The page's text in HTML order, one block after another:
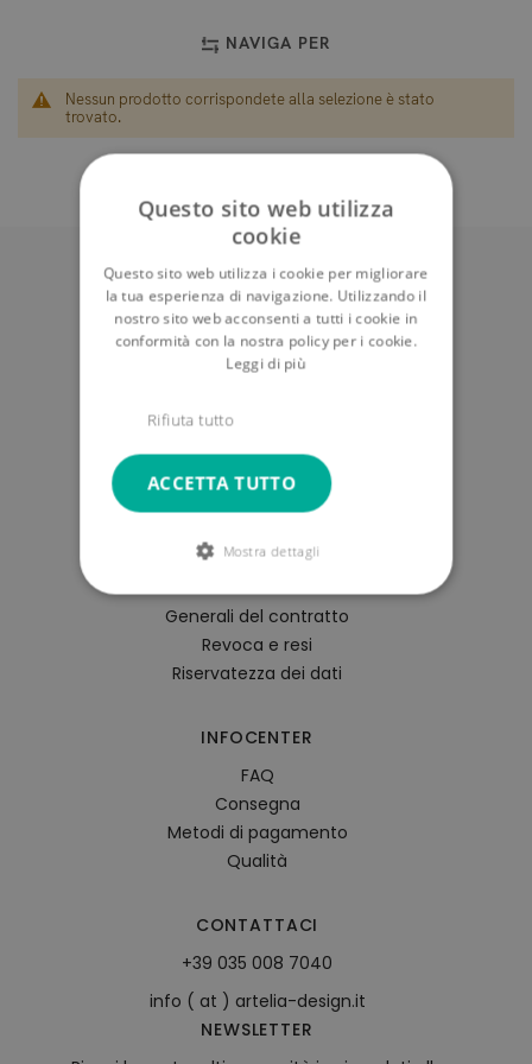
NAVIGA PER
Nessun prodotto corrispondete alla selezione è stato
trovato.
Revocare il contratto
L'AZIENDA
Contattaci
Termini e condizioni
Generali del contratto
Revoca e resi
Riservatezza dei dati
INFOCENTER
FAQ
Consegna
Metodi di pagamento
Qualità
CONTATTACI
+39 035 008 7040
info ( at ) artelia-design.it
NEWSLETTER
Questo sito web utilizza
cookie
Questo sito web utilizza i cookie per migliorare
la tua esperienza di navigazione. Utilizzando il
nostro sito web acconsenti a tutti i cookie in
conformità con la nostra policy per i cookie.
Leggi di più
ACCETTA TUTTO
Rifiuta tutto
Mostra dettagli